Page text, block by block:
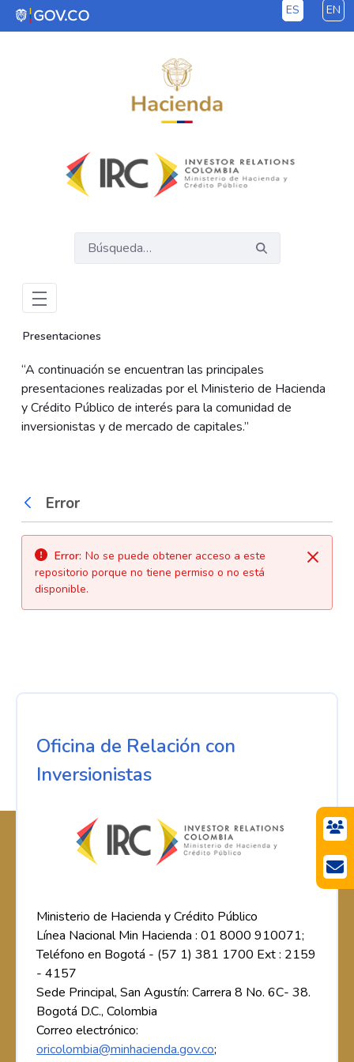
Saltar al contenido principal ES EN
Presentaciones
“A continuación se encuentran las principales
presentaciones realizadas por el Ministerio de Hacienda
y Crédito Público de interés para la comunidad de
inversionistas y de mercado de capitales.”
Atrás
Error
Cerrar
Error: No se puede obtener acceso a este
repositorio porque no tiene permiso o no está
disponible.
Oficina de Relación con
Inversionistas
Ministerio de Hacienda y Crédito Público
Línea Nacional Min Hacienda : 01 8000 910071;
Teléfono en Bogotá - (57 1) 381 1700 Ext : 2159
- 4157
Sede Principal, San Agustín: Carrera 8 No. 6C- 38.
Bogotá D.C., Colombia
Correo electrónico:
oricolombia@minhacienda.gov.co;